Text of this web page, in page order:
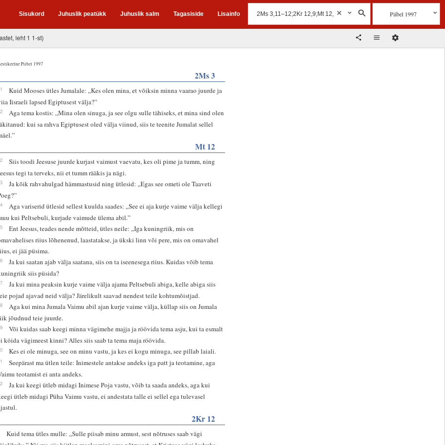
Sisukord Juhuslik peatükk Juhuslik salm Tagasiside Lisainfo Piibel 1997
leht 1 1-st)
Piibel 1997
2Ms 3
Kuid Mooses ütles Jumalale: „Kes olen mina, et võiksin minna vaarao juurde ja
Iisraeli lapsed Egiptusest välja?”
Aga tema kostis: „Mina olen sinuga, ja see olgu sulle tähiseks, et mina sind olen
kui sa rahva Egiptusest oled välja viinud, siis te teenite Jumalat sellel
Mt 12
Siis toodi Jeesuse juurde kurjast vaimust vaevatu, kes oli pime ja tumm, ning
tegi ta terveks, nii et tumm rääkis ja nägi.
Ja kõik rahvahulgad hämmastusid ning ütlesid: „Egas see ometi ole Taaveti
Aga variserid ütlesid sellest kuulda saades: „See ei aja kurje vaime välja kellegi
kui Peltsebuli, kurjade vaimude ülema abil.”
Ent Jeesus, teades nende mõtteid, ütles neile: „Iga kuningriik, mis on
riius lõhenenud, laastatakse, ja ükski linn või pere, mis on omavahel
ei jää püsima.
Ja kui saatan ajab välja saatana, siis on ta iseenesega riius. Kuidas võib tema
siis püsida?
Ja kui mina peaksin kurje vaime välja ajama Peltsebuli abiga, kelle abiga siis
pojad ajavad neid välja? Järelikult saavad nendest teile kohtumõistjad.
Aga kui mina Jumala Vaimu abil ajan kurje vaime välja, küllap siis on Jumala
jõudnud teie juurde.
Või kuidas saab keegi minna vägimehe majja ja röövida tema asju, kui ta esmalt
köida vägimeest kinni? Alles siis saab ta tema maja röövida.
Kes ei ole minuga, see on minu vastu, ja kes ei kogu minuga, see pillab laiali.
Seepärast ma ütlen teile: Inimestele antakse andeks iga patt ja teotamine, aga
teotamist ei anta andeks.
Ja kui keegi ütleb midagi Inimese Poja vastu, võib ta saada andeks, aga kui
ütleb midagi Püha Vaimu vastu, ei andestata talle ei sellel ega tulevasel
2Kr 12
Kuid tema ütles mulle: „Sulle piisab minu armust, sest nõtruses saab vägi